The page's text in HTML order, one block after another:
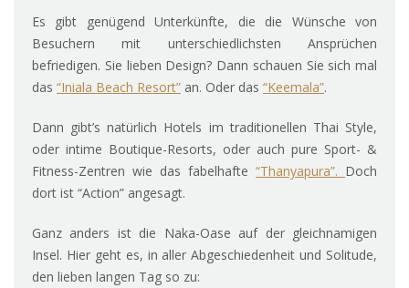
Es gibt genügend Unterkünfte, die die Wünsche von
Besuchern mit unterschiedlichsten Ansprüchen
befriedigen. Sie lieben Design? Dann schauen Sie sich mal
das “Iniala Beach Resort” an. Oder das “Keemala”.
Dann gibt’s natürlich Hotels im traditionellen Thai Style,
oder intime Boutique-Resorts, oder auch pure Sport- &
Fitness-Zentren wie das fabelhafte “Thanyapura”. Doch
dort ist “Action” angesagt.
Ganz anders ist die Naka-Oase auf der gleichnamigen
Insel. Hier geht es, in aller Abgeschiedenheit und Solitude,
den lieben langen Tag so zu: